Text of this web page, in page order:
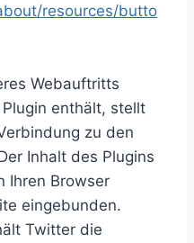
resources/butto
Webauftritts
enthält, stellt
zu den
Inhalt des Plugins
Ihren Browser
eingebunden.
Twitter die